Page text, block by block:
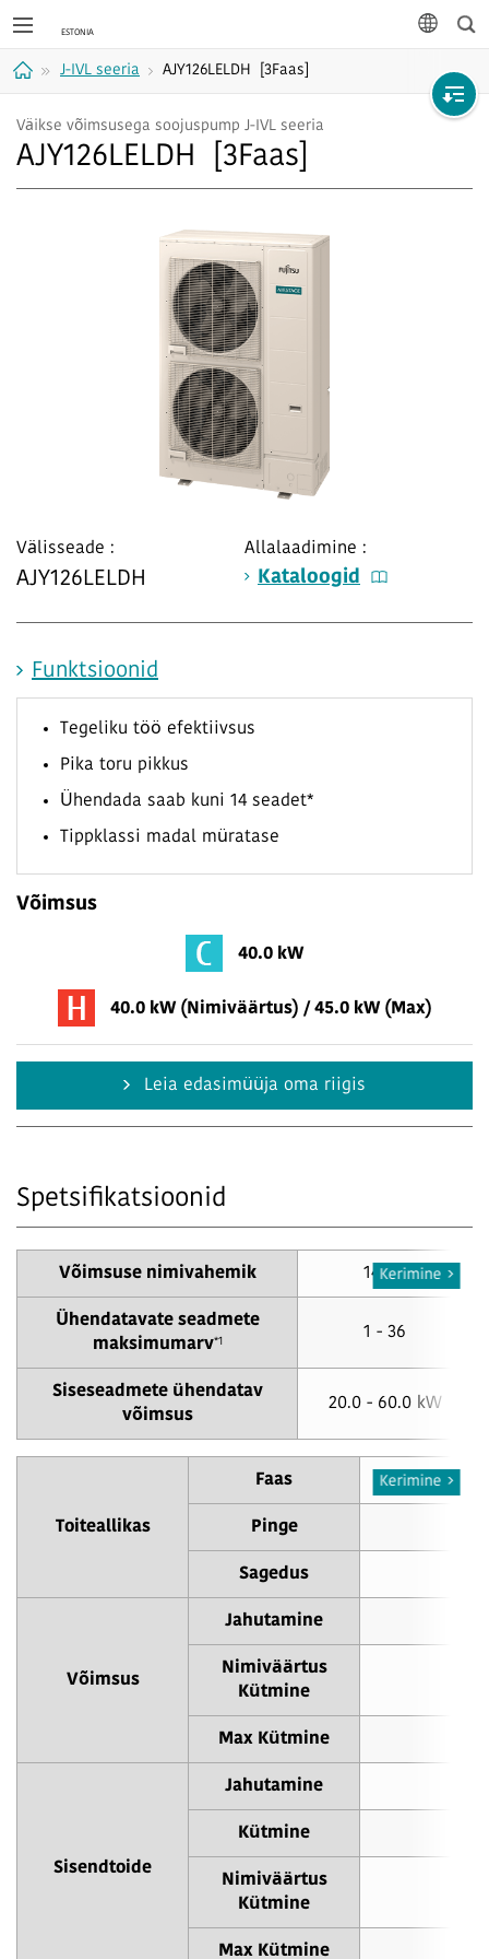
Otsi
J-IVL seeria AJY126LELDH [3Faas]
Väikse võimsusega soojuspump J-IVL seeria
AJY126LELDH [3Faas]
Välisseade :
AJY126LELDH
Allalaadimine :
Kataloogid
Funktsioonid
Tegeliku töö efektiivsus
Pika toru pikkus
Ühendada saab kuni 14 seadet*
Tippklassi madal müratase
Võimsus
40.0 kW
40.0 kW (Nimiväärtus) / 45.0 kW (Max)
Leia edasimüüja oma riigis
Spetsifikatsioonid
Võimsuse nimivahemik 14 HP
Ühendatavate seadmete
maksimumarv*1 1 - 36
Siseseadmete ühendatav
võimsus
20.0 - 60.0 kW
Kerimine
Toiteallikas
Faas 3-
Pinge
Sagedus
Võimsus
Jahutamine
Nimiväärtus
Kütmine
Max Kütmine
Sisendtoide
Jahutamine
Kütmine
Nimiväärtus
Kütmine
Max Kütmine
Kerimine